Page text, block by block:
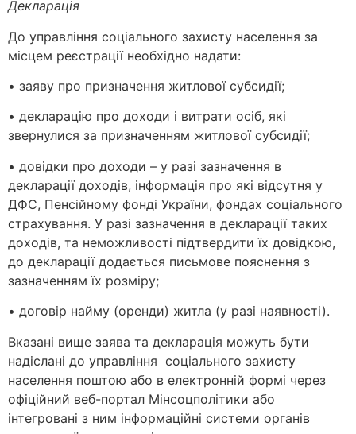
Декларація
До управління соціального захисту населення за
місцем реєстрації необхідно надати:
• заяву про призначення житлової субсидії;
• декларацію про доходи і витрати осіб, які
звернулися за призначенням житлової субсидії;
• довідки про доходи – у разі зазначення в
декларації доходів, інформація про які відсутня у
ДФС, Пенсійному фонді України, фондах соціального
страхування. У разі зазначення в декларації таких
доходів, та неможливості підтвердити їх довідкою,
до декларації додається письмове пояснення з
зазначенням їх розміру;
• договір найму (оренди) житла (у разі наявності).
Вказані вище заява та декларація можуть бути
надіслані до управління соціального захисту
населення поштою або в електронній формі через
офіційний веб-портал Мінсоцполітики або
інтегровані з ним інформаційні системи органів